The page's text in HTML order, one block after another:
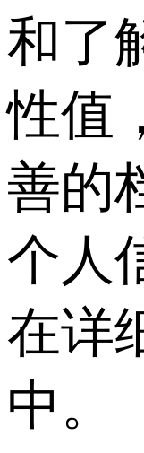
和了
性值
善的
个人
在详
中。